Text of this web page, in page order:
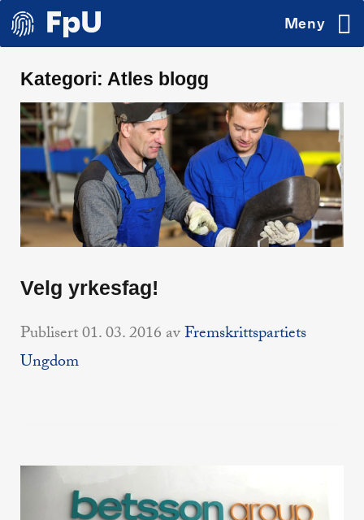
Meny
Kategori: Atles blogg
Velg yrkesfag!
Publisert01. 03. 2016 avFremskrittspartiets
Ungdom